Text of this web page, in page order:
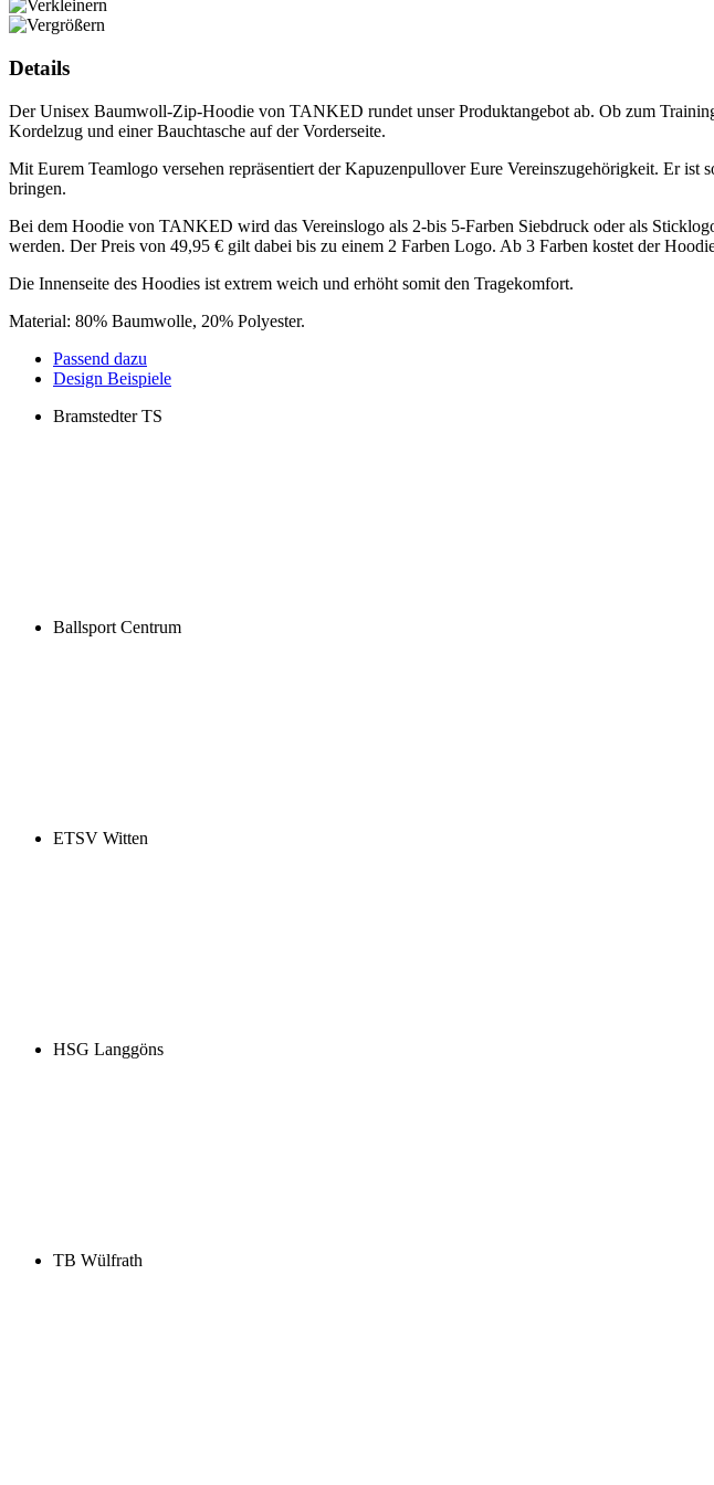
Details
Der Unisex Baumwoll-Zip-Hoodie von TANKED rundet unser Produktangebot ab. Ob zum
Kordelzug und einer Bauchtasche auf der Vorderseite.
Mit Eurem Teamlogo versehen repräsentiert der Kapuzenpullover Eure Vereinszugehörigkeit. Er
bringen.
Bei dem Hoodie von TANKED wird das Vereinslogo als 2-bis 5-Farben Siebdruck oder als
werden. Der Preis von 49,95 € gilt dabei bis zu einem 2 Farben Logo. Ab 3 Farben kostet der
Die Innenseite des Hoodies ist extrem weich und erhöht somit den Tragekomfort.
Material: 80% Baumwolle, 20% Polyester.
Passend dazu
Design Beispiele
Bramstedter TS
Ballsport Centrum
ETSV Witten
HSG Langgöns
TB Wülfrath